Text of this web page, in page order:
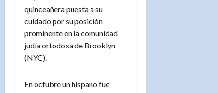
quinceañera puesta a su
cuidado por su posición
prominente en la comunidad
judía ortodoxa de Brooklyn
(NYC).
En octubre un hispano fue